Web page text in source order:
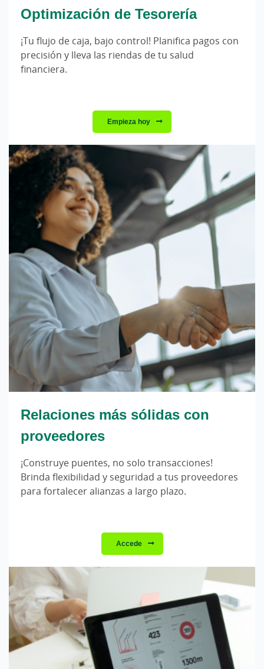
Optimización de Tesorería
¡Tu flujo de caja, bajo control! Planifica pagos con
precisión y lleva las riendas de tu salud
financiera.
Empieza hoy
Relaciones más sólidas con
proveedores
¡Construye puentes, no solo transacciones!
Brinda flexibilidad y seguridad a tus proveedores
para fortalecer alianzas a largo plazo.
Accede